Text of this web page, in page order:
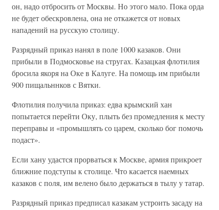
он, надо отбросить от Москвы. Но этого мало. Пока орда
не будет обескровлена, она не откажется от новых
нападений на русскую столицу.
Разрядный приказ нанял в поле 1000 казаков. Они
прибыли в Подмосковье на стругах. Казацкая флотилия
бросила якоря на Оке в Калуге. На помощь им прибыли
900 пищальннков с Вятки.
Флотилия получила приказ: едва крымский хан
попытается перейти Оку, плыть без промедления к месту
переправы и «промышлять со царем, сколько бог помочь
подаст».
Если хану удастся прорваться к Москве, армия прикроет
ближние подступы к столице. Что касается наемных
казаков с поля, им велено было держаться в тылу у татар.
Разрядный приказ предписал казакам устроить засаду на